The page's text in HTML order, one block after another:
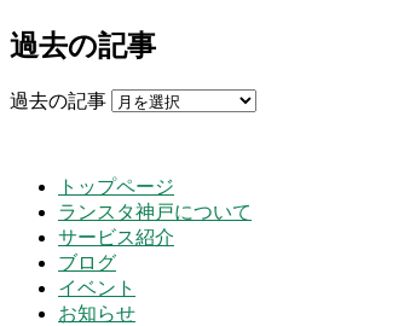
過去の記事
過去の記事
トップページ
ランスタ神戸について
サービス紹介
ブログ
イベント
お知らせ